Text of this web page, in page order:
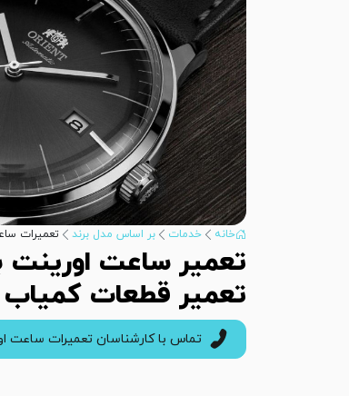
خانه خدمات بر اساس مدل برند تعمیرات
تعمیر ساعت اورینت
تعمیر قطعات
تماس با کارشناسان تعمیرات ساعت